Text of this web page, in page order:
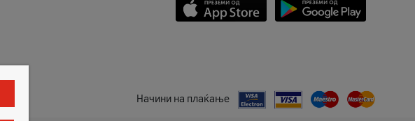
Начини на плаќање